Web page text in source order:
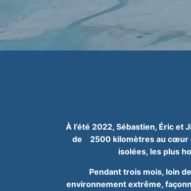
À l’été 2022, Sébastien, Éric
de 2500 kilomètres au cœur
isolées, les plus
Pendant trois mois, loin
environnement extrême,